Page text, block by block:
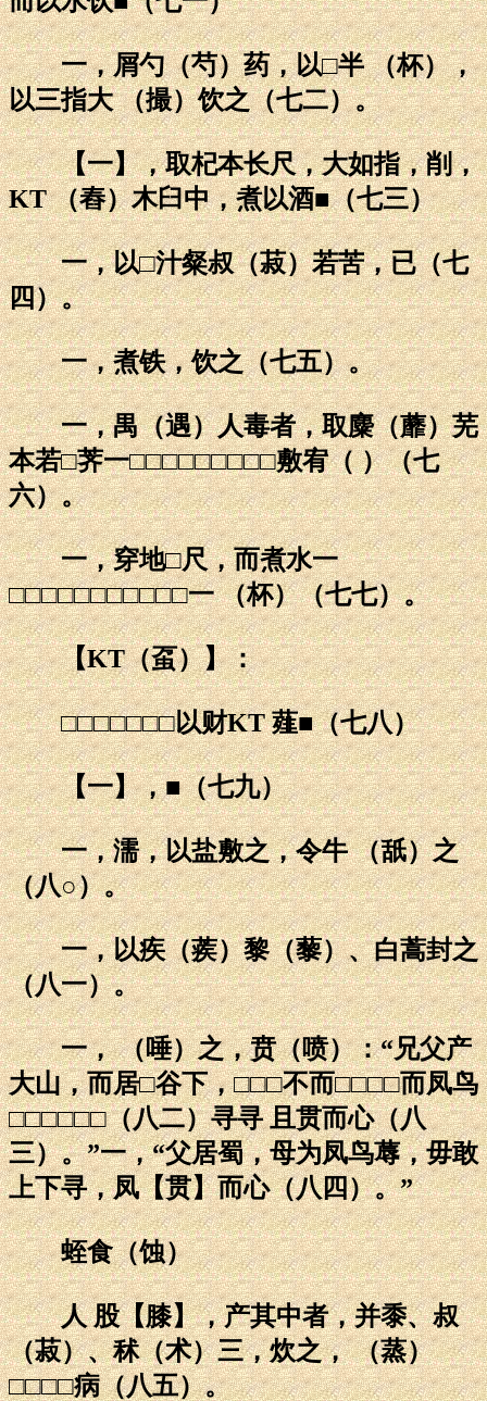
一，屑勺（芍）药，以□半 （杯），
以三指大 （撮）饮之（七二）。
【一】，取杞本长尺，大如指，削，
KT （舂）木臼中，煮以酒■（七三）
一，以□汁粲叔（菽）若苦，已（七
四）。
一，煮铁，饮之（七五）。
一，禺（遇）人毒者，取麋（蘼）芜
本若□荠一□□□□□□□□□敷宥（ ）（七
六）。
一，穿地□尺，而煮水一
□□□□□□□□□□□一 （杯）（七七）。
【KT（虿）】：
□□□□□□□以财KT 薤■（七八）
【一】，■（七九）
一，濡，以盐敷之，令牛 （舐）之
（八○）。
一，以疾（蒺）黎（藜）、白蒿封之
（八一）。
一， （唾）之，贲（喷）：“兄父产
大山，而居□谷下，□□□不而□□□□而凤鸟
□□□□□□（八二）寻寻 且贯而心（八
三）。”一，“父居蜀，母为凤鸟蓐，毋敢
上下寻，凤【贯】而心（八四）。”
蛭食（蚀）
人 股【膝】，产其中者，并黍、叔
（菽）、秫（术）三，炊之， （蒸）
□□□□病（八五）。